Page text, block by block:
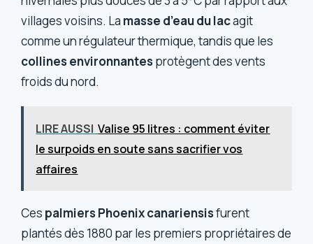
villages voisins. La masse d’eau du lacagit
comme un régulateur thermique, tandis que les
collines environnantes protègent des vents
froids du nord.
LIRE AUSSI Valise 95 litres : comment éviter
le surpoids en soute sans sacrifier vos
affaires
Ces palmiers Phoenix canariensisfurent
plantés dès 1880 par les premiers propriétaires de